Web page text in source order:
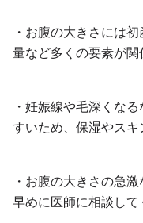
・お腹の大きさには
量など多くの要素が関
・妊娠線や毛深くな
すいため、保湿やスキ
・お腹の大きさの急
早めに医師に相談して